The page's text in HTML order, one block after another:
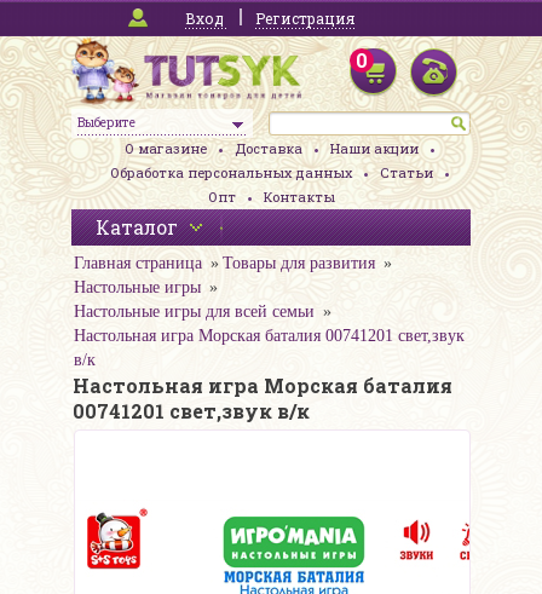
Вход Регистрация
Выберите
0
О магазине Доставка
Наши акции
Обработка персональных данных
Статьи
Опт
Контакты
Каталог
Главная страница
Товары для развития
Настольные игры
Настольные игры для всей семьи
Настольная игра Морская баталия 00741201 свет,звук
в/к
Настольная игра Морская баталия
00741201 свет,звук в/к